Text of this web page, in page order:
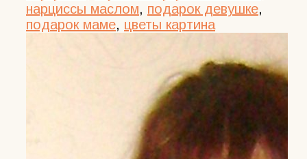
Оливия
Кандра
нарциссы маслом, подарок девушке,
подарок маме, цветы картина